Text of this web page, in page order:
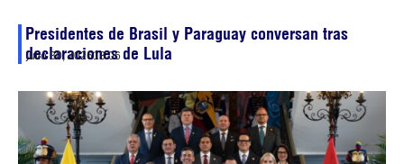
Presidentes de Brasil y Paraguay conversan tras
declaraciones de Lula
julio 30, 202613:06